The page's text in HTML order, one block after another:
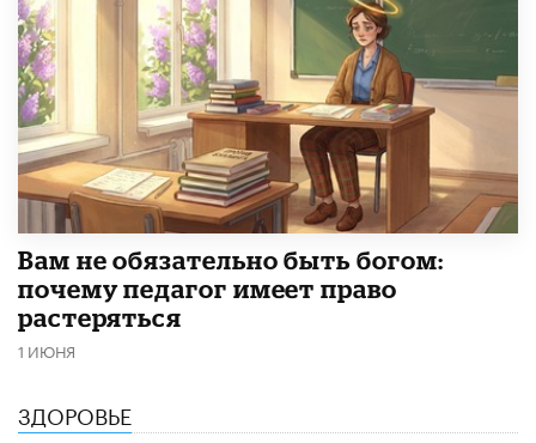
​Вам не обязательно быть богом:
почему педагог имеет право
растеряться
1 ИЮНЯ
ЗДОРОВЬЕ